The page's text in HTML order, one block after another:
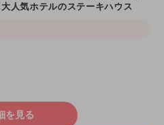
人気ホテルのステーキハウス
を見る